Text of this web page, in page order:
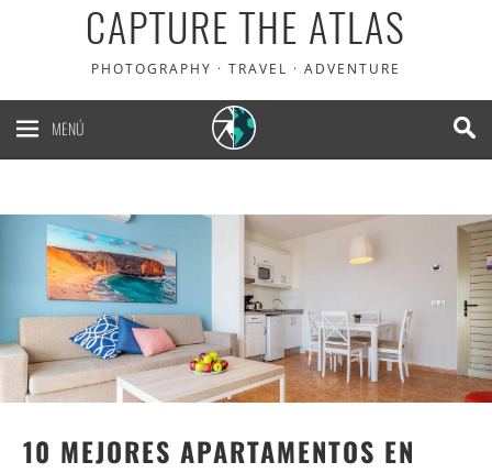
CAPTURE THE ATLAS
PHOTOGRAPHY · TRAVEL · ADVENTURE
MENÚ
10 MEJORES APARTAMENTOS EN